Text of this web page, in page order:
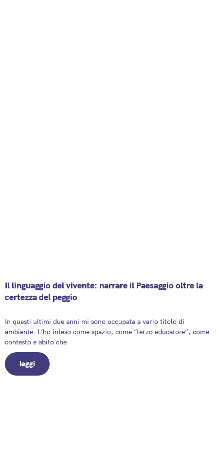
Il linguaggio del vivente: narrare il Paesaggio oltre la
certezza del peggio
In questi ultimi due anni mi sono occupata a vario titolo di
ambiente. L’ho inteso come spazio, come “terzo educatore”, come
contesto e abito che
leggi